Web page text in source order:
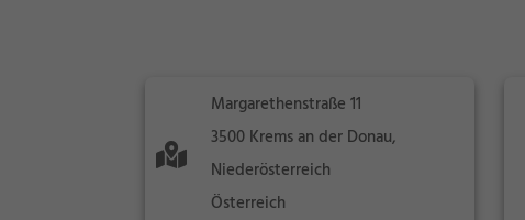
Margarethenstraße 11
3500 Krems an der Donau,
Niederösterreich
Österreich